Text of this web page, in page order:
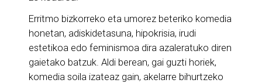
Erritmo bizkorreko eta umorez beteriko komedia
honetan, adiskidetasuna, hipokrisia, irudi
estetikoa edo feminismoa dira azaleratuko diren
gaietako batzuk. Aldi berean, gai guzti horiek,
komedia soila izateaz gain, akelarre bihurtzeko